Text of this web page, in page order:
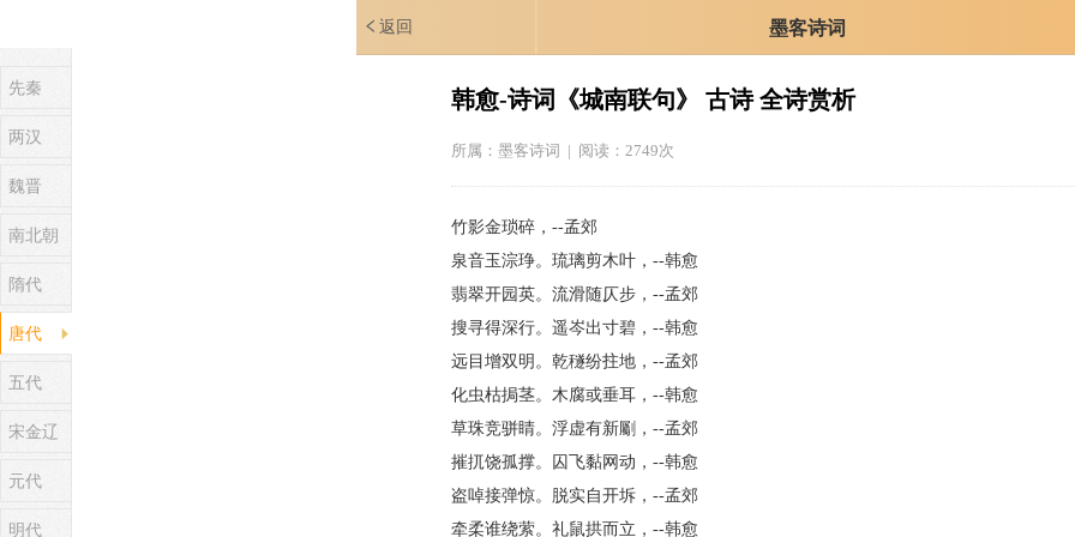
返回 墨客诗词
先秦
两汉
魏晋
南北朝
隋代
唐代
五代
宋金辽
元代
明代
韩愈-诗词《城南联句》 古诗 全诗赏析
所属： 墨客诗词 | 阅读：2749次
竹影金琐碎，--孟郊
泉音玉淙琤。琉璃剪木叶，--韩愈
翡翠开园英。流滑随仄步，--孟郊
搜寻得深行。遥岑出寸碧，--韩愈
远目增双明。乾穟纷拄地，--孟郊
化虫枯挶茎。木腐或垂耳，--韩愈
草珠竞骈睛。浮虚有新劚，--孟郊
摧扤饶孤撑。囚飞黏网动，--韩愈
盗啅接弹惊。脱实自开坼，--孟郊
牵柔谁绕萦。礼鼠拱而立，--韩愈